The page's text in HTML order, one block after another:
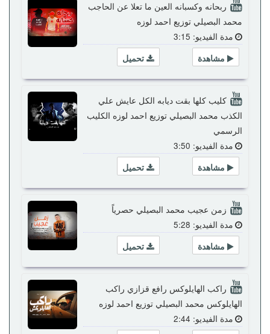
ربحانه وكسبانه العين ما تعلا عن الحاجب
محمد البصيلي توزيع احمد لوزه
مدة الفيديو: 3:15
تحميل
مشاهدة
كليب كلها بقت ديابه الكل عايش علي
الكذب محمد البصيلي توزيع احمد لوزه الكليب
الرسمي
مدة الفيديو: 3:50
تحميل
مشاهدة
زمن عجيب محمد البصيلي حصرياً
مدة الفيديو: 5:28
تحميل
مشاهدة
راكب الهايلوكس رافع قزازي راكب
الهايلوكس محمد البصيلي توزيع احمد لوزه
مدة الفيديو: 2:44